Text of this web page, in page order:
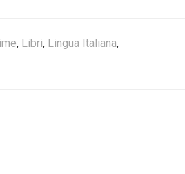
, Libri, Lingua Italiana,